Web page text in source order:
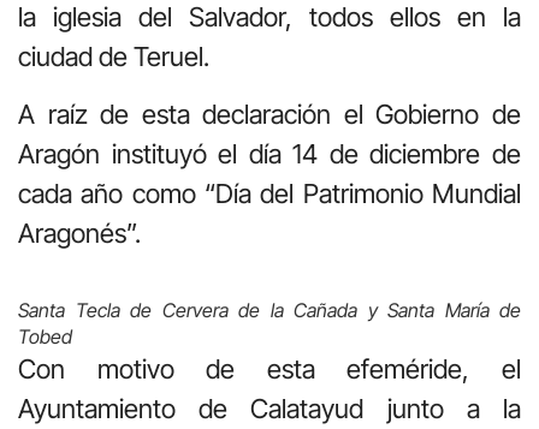
la iglesia del Salvador, todos ellos en la
ciudad de Teruel.
A raíz de esta declaración el Gobierno de
Aragón instituyó el día 14 de diciembre de
cada año como “Día del Patrimonio Mundial
Aragonés”.
Santa Tecla de Cervera de la Cañada y Santa María de
Tobed
Con motivo de esta efeméride, el
Ayuntamiento de Calatayud junto a la